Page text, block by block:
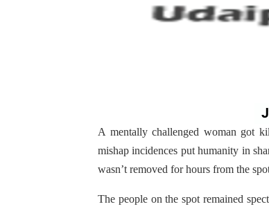
A mentally challenged woman got
mishap incidences put humanity in
wasn’t removed for hours from the
The people on the spot remained